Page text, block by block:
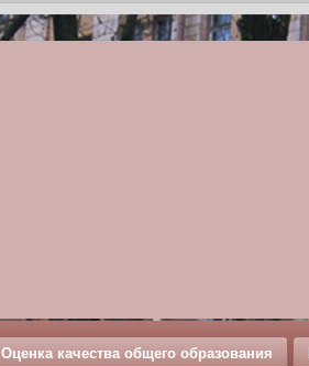
Оценка качества общего образования